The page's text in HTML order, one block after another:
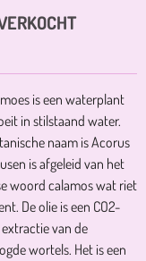
is een waterplant
in stilstaand water.
naam is Acorus
is afgeleid van het
woord calamos wat riet
De olie is een CO2-
van de
wortels. Het is een